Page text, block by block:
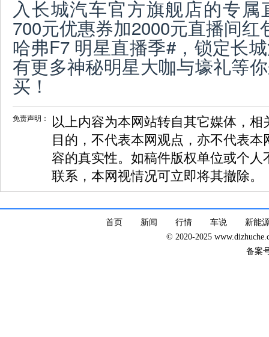
入长城汽车官方旗舰店的专
700元优惠券加2000元直播间
哈弗F7 明星直播季#，锁定长
有更多神秘明星大咖与壕礼等
买！
免责声明：
以上内容为本网站转自其它媒体，
目的，不代表本网观点，亦不代表
容的真实性。如稿件版权单位或个
联系，本网视情况可立即将其撤除。
首页 新闻 行情 车说
新能
© 2020-2025
备案